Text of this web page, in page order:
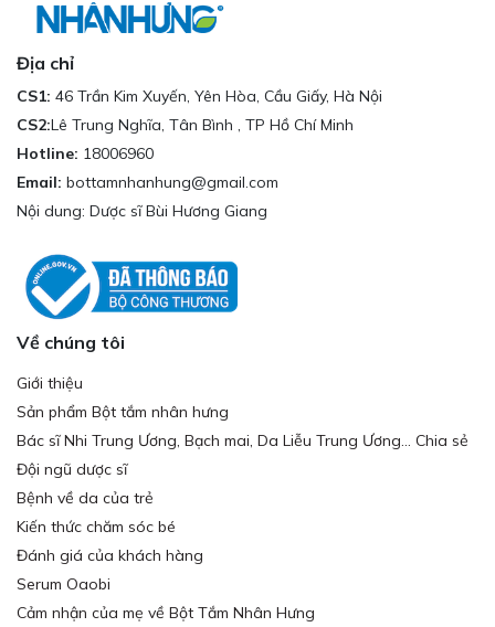
Địa chỉ
CS1: 46 Trần Kim Xuyến, Yên Hòa, Cầu Giấy, Hà Nội
CS2:Lê Trung Nghĩa, Tân Bình , TP Hồ Chí Minh
Hotline: 18006960
Email: bottamnhanhung@gmail.com
Nội dung: Dược sĩ Bùi Hương Giang
Về chúng tôi
Giới thiệu
Sản phẩm Bột tắm nhân hưng
Bác sĩ Nhi Trung Ương, Bạch mai, Da Liễu Trung Ương... Chia sẻ
Đội ngũ dược sĩ
Bệnh về da của trẻ
Kiến thức chăm sóc bé
Đánh giá của khách hàng
Serum Oaobi
Cảm nhận của mẹ về Bột Tắm Nhân Hưng